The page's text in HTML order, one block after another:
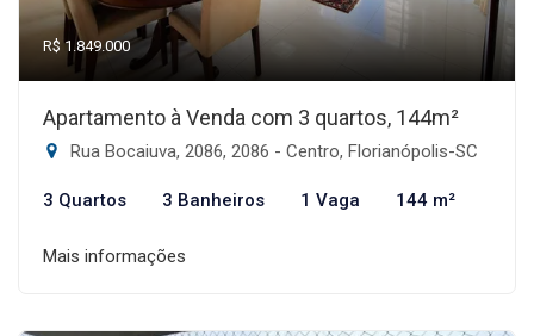
R$ 1.849.000
Apartamento à Venda com 3 quartos, 144m²
Rua Bocaiuva, 2086, 2086 - Centro, Florianópolis-SC
3 Quartos 3 Banheiros 1 Vaga 144 m²
Mais informações